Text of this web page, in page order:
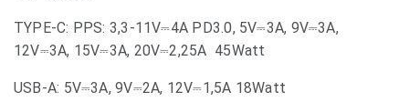
TYPE-C: PPS: 3,3-11V⎓4A PD3.0, 5V⎓3A, 9V⎓3A,
12V⎓3A, 15V⎓3A, 20V⎓2,25A 45Watt
USB-A: 5V⎓3A, 9V⎓2A, 12V⎓1,5A 18Watt